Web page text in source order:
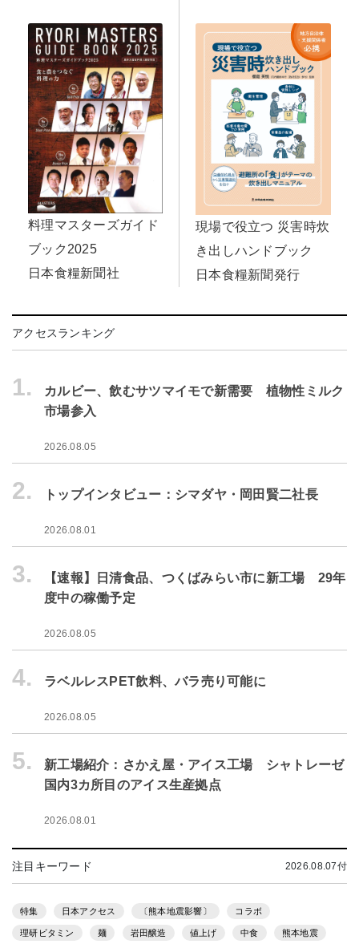
料理マスターズガイド
ブック2025
日本食糧新聞社
現場で役立つ 災害時炊
き出しハンドブック
日本食糧新聞発行
アクセスランキング
1.
カルビー、飲むサツマイモで新需要 植物性ミルク
市場参入
2026.08.05
2. トップインタビュー：シマダヤ・岡田賢二社長
2026.08.01
3.
【速報】日清食品、つくばみらい市に新工場 29年
度中の稼働予定
2026.08.05
4. ラベルレスPET飲料、バラ売り可能に
2026.08.05
5.
新工場紹介：さかえ屋・アイス工場 シャトレーゼ
国内3カ所目のアイス生産拠点
2026.08.01
注目キーワード 2026.08.07付
特集 日本アクセス 〔熊本地震影響〕 コラボ
理研ビタミン 麺 岩田醸造 値上げ 中食 熊本地震